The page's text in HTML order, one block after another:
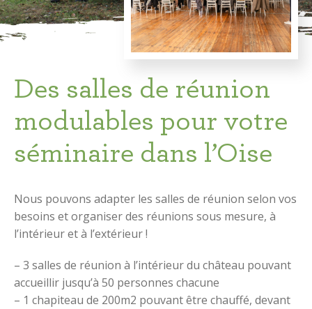
Des salles de réunion
modulables pour votre
séminaire dans l’Oise
Nous pouvons adapter les salles de réunion selon vos
besoins et organiser des réunions sous mesure, à
l’intérieur et à l’extérieur !
– 3 salles de réunion à l’intérieur du château pouvant
accueillir jusqu’à 50 personnes chacune
– 1 chapiteau de 200m2 pouvant être chauffé, devant